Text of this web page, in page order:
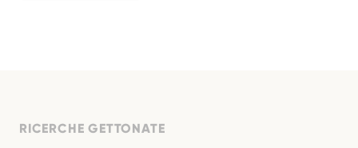
RICERCHE GETTONATE